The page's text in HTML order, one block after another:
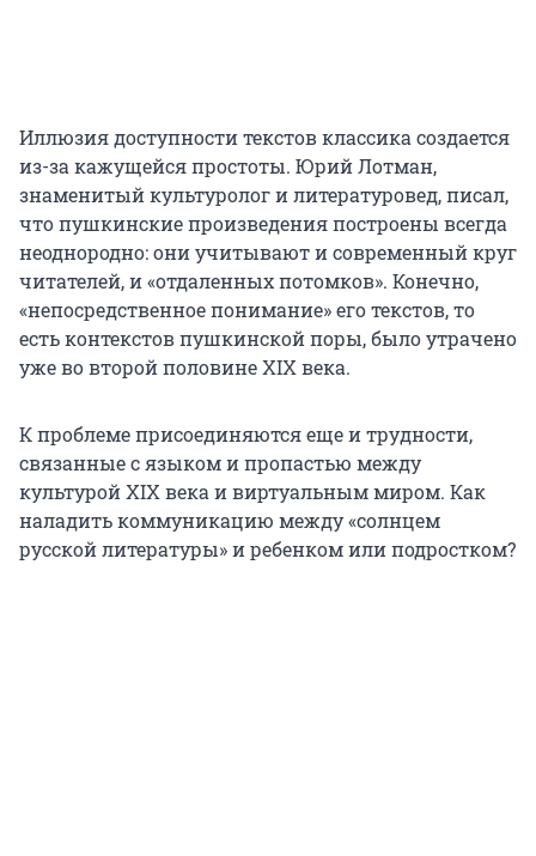
Иллюзия доступности текстов классика создается
из-за кажущейся простоты. Юрий Лотман,
знаменитый культуролог и литературовед, писал,
что пушкинские произведения построены всегда
неоднородно: они учитывают и современный круг
читателей, и «отдаленных потомков». Конечно,
«непосредственное понимание» его текстов, то
есть контекстов пушкинской поры, было утрачено
уже во второй половине XIX века.
К проблеме присоединяются еще и трудности,
связанные с языком и пропастью между
культурой XIX века и виртуальным миром. Как
наладить коммуникацию между «солнцем
русской литературы» и ребенком или подростком?